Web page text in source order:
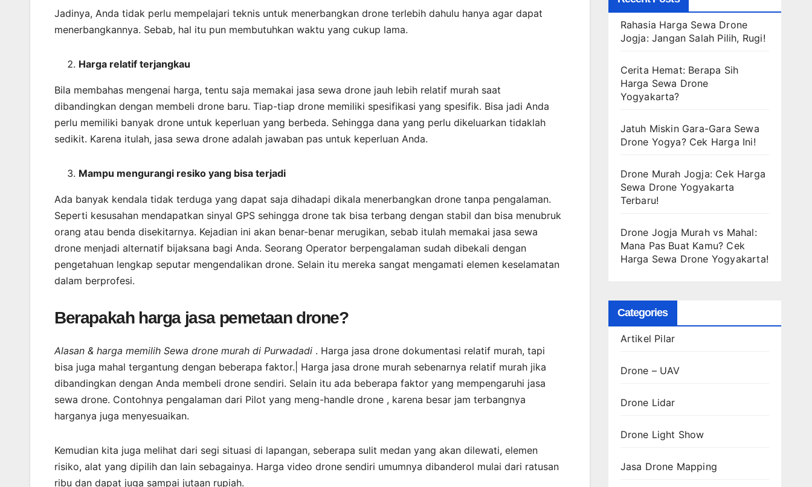
Jadinya, Anda tidak perlu mempelajari teknis untuk menerbangkan drone terlebih dahulu hanya agar dapat
menerbangkannya. Sebab, hal itu pun membutuhkan waktu yang cukup lama.
Harga relatif terjangkau
Bila membahas mengenai harga, tentu saja memakai jasa sewa drone jauh lebih relatif murah saat
dibandingkan dengan membeli drone baru. Tiap-tiap drone memiliki spesifikasi yang spesifik. Bisa jadi Anda
perlu memiliki banyak drone untuk keperluan yang berbeda. Sehingga dana yang perlu dikeluarkan tidaklah
sedikit. Karena itulah, jasa sewa drone adalah jawaban pas untuk keperluan Anda.
Mampu mengurangi resiko yang bisa terjadi
Ada banyak kendala tidak terduga yang dapat saja dihadapi dikala menerbangkan drone tanpa pengalaman.
Seperti kesusahan mendapatkan sinyal GPS sehingga drone tak bisa terbang dengan stabil dan bisa menubruk
orang atau benda disekitarnya. Kejadian ini akan benar-benar merugikan, sebab itulah memakai jasa sewa
drone menjadi alternatif bijaksana bagi Anda. Seorang Operator berpengalaman sudah dibekali dengan
pengetahuan lengkap seputar mengendalikan drone. Selain itu mereka sangat mengamati elemen keselamatan
dalam berprofesi.
Berapakah harga jasa pemetaan drone?
Alasan & harga memilih Sewa drone murah di Purwadadi . Harga jasa drone dokumentasi relatif murah, tapi
bisa juga mahal tergantung dengan beberapa faktor.| Harga jasa drone murah sebenarnya relatif murah jika
dibandingkan dengan Anda membeli drone sendiri. Selain itu ada beberapa faktor yang mempengaruhi jasa
sewa drone. Contohnya pengalaman dari Pilot yang meng-handle drone , karena besar jam terbangnya
harganya juga menyesuaikan.
Kemudian kita juga melihat dari segi situasi di lapangan, seberapa sulit medan yang akan dilewati, elemen
risiko, alat yang dipilih dan lain sebagainya. Harga video drone sendiri umumnya dibanderol mulai dari ratusan
ribu dan dapat juga sampai jutaan rupiah.
Rahasia Harga Sewa Drone
Jogja: Jangan Salah Pilih, Rugi!
Cerita Hemat: Berapa Sih
Harga Sewa Drone
Yogyakarta?
Jatuh Miskin Gara-Gara Sewa
Drone Yogya? Cek Harga Ini!
Drone Murah Jogja: Cek Harga
Sewa Drone Yogyakarta
Terbaru!
Drone Jogja Murah vs Mahal:
Mana Pas Buat Kamu? Cek
Harga Sewa Drone Yogyakarta!
Categories
Artikel Pilar
Drone – UAV
Drone Lidar
Drone Light Show
Jasa Drone Mapping